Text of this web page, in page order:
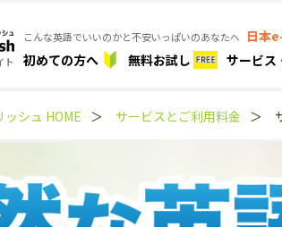
ト
こんな英語でいいのかと不安いっぱいのあなたへ 日本
初めての方へ
無料お試し サービス
シュ HOME ＞ サービスとご利用料金 ＞